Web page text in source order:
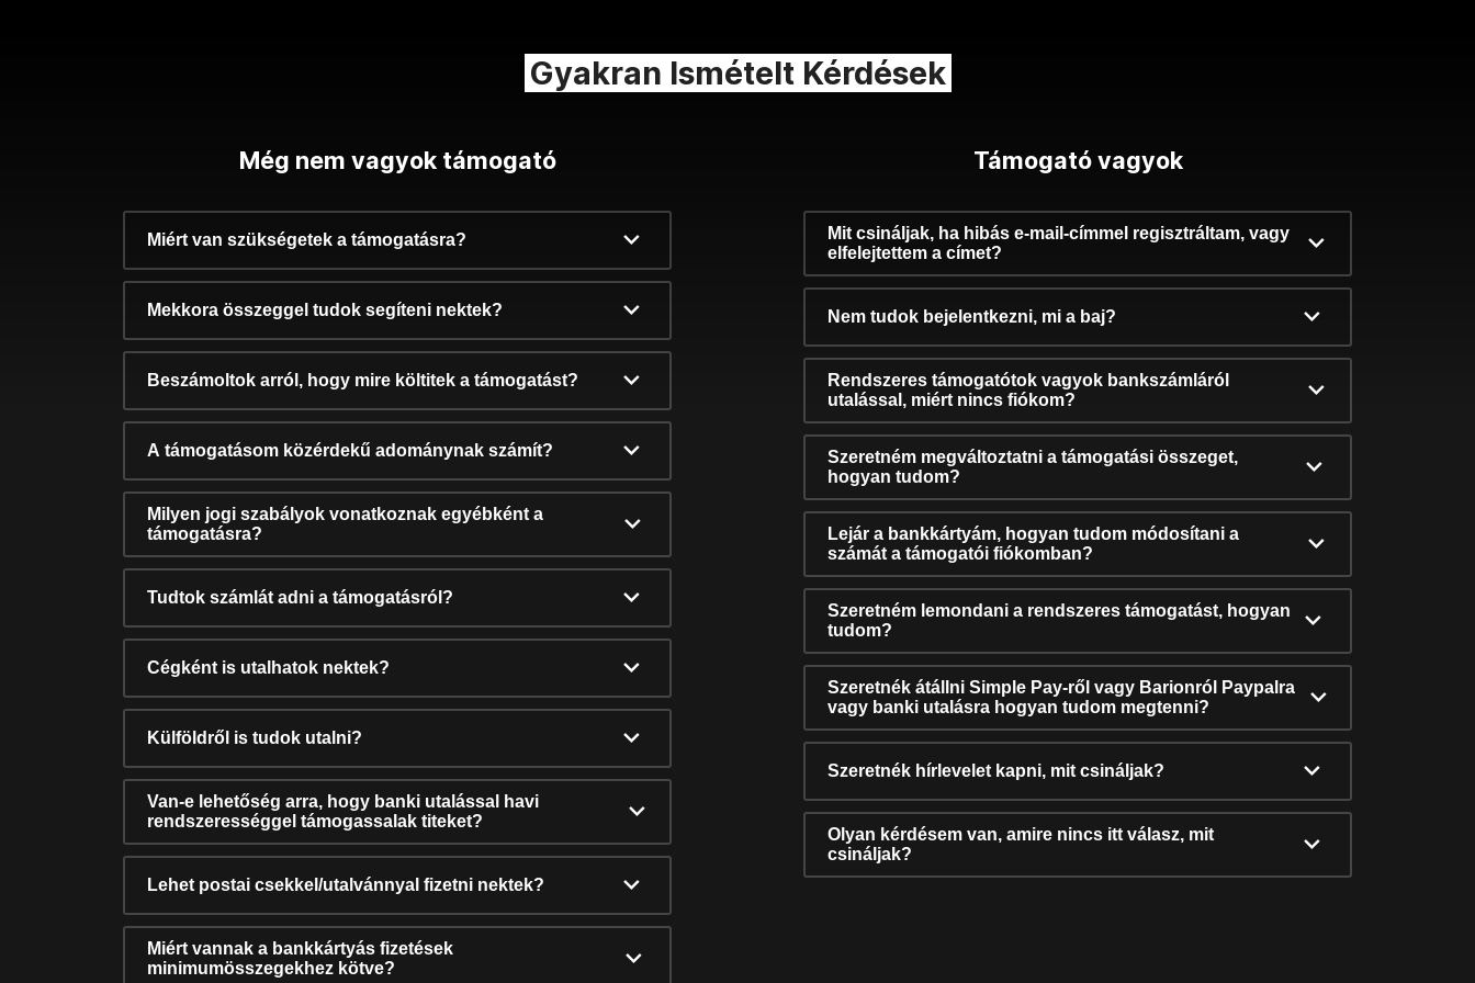
Gyakran Ismételt Kérdések
Még nem vagyok támogató
Miért van szükségetek a támogatásra?
Mekkora összeggel tudok segíteni nektek?
Beszámoltok arról, hogy mire költitek a támogatást?
A támogatásom közérdekű adománynak számít?
Milyen jogi szabályok vonatkoznak egyébként a
támogatásra?
Tudtok számlát adni a támogatásról?
Cégként is utalhatok nektek?
Külföldről is tudok utalni?
Van-e lehetőség arra, hogy banki utalással havi
rendszerességgel támogassalak titeket?
Lehet postai csekkel/utalvánnyal fizetni nektek?
Miért vannak a bankkártyás fizetések
minimumösszegekhez kötve?
Támogató vagyok
Mit csináljak, ha hibás e-mail-címmel regisztráltam, vagy
elfelejtettem a címet?
Nem tudok bejelentkezni, mi a baj?
Rendszeres támogatótok vagyok bankszámláról
utalással, miért nincs fiókom?
Szeretném megváltoztatni a támogatási összeget,
hogyan tudom?
Lejár a bankkártyám, hogyan tudom módosítani a
számát a támogatói fiókomban?
Szeretném lemondani a rendszeres támogatást, hogyan
tudom?
Szeretnék átállni Simple Pay-ről vagy Barionról Paypalra
vagy banki utalásra hogyan tudom megtenni?
Szeretnék hírlevelet kapni, mit csináljak?
Olyan kérdésem van, amire nincs itt válasz, mit
csináljak?